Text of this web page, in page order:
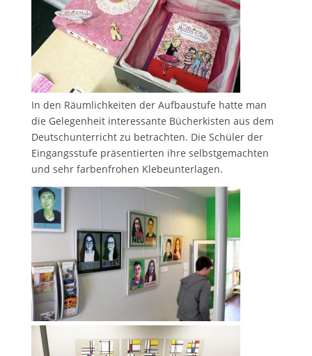
In den Räumlichkeiten der Aufbaustufe hatte man
die Gelegenheit interessante Bücherkisten aus dem
Deutschunterricht zu betrachten. Die Schüler der
Eingangsstufe präsentierten ihre selbstgemachten
und sehr farbenfrohen Klebeunterlagen.